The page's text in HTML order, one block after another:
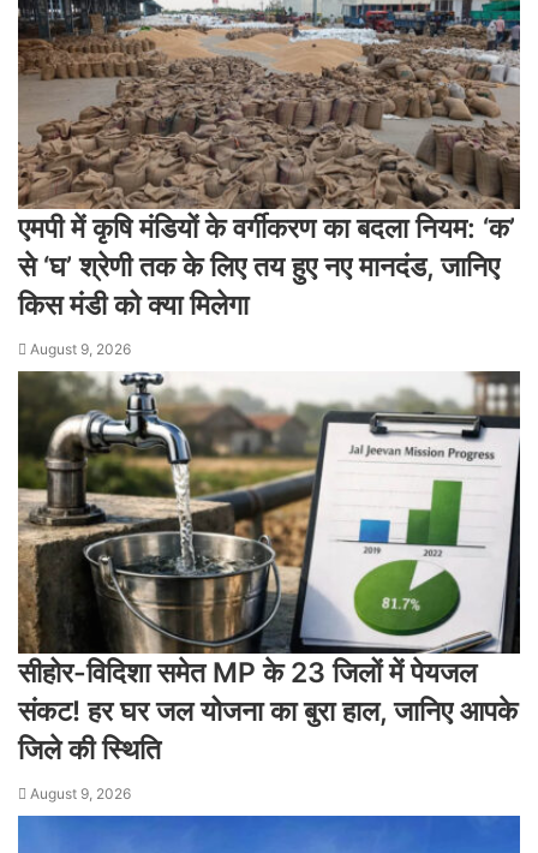
एमपी में कृषि मंडियों के वर्गीकरण का बदला नियम: ‘क’
से ‘घ’ श्रेणी तक के लिए तय हुए नए मानदंड, जानिए
किस मंडी को क्या मिलेगा
August 9, 2026
सीहोर-विदिशा समेत MP के 23 जिलों में पेयजल
संकट! हर घर जल योजना का बुरा हाल, जानिए आपके
जिले की स्थिति
August 9, 2026